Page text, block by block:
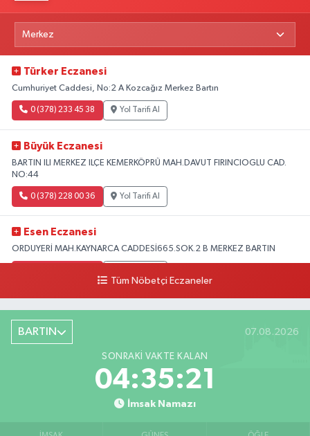
Türker Eczanesi
Cumhuriyet Caddesi, No:2 A Kozcağız Merkez Bartın
0 (378) 233 45 38 Yol Tarifi Al
Büyük Eczanesi
BARTIN ILI MERKEZ ILÇE KEMERKÖPRÜ MAH.DAVUT FIRINCIOGLU CAD.
NO:44
0 (378) 228 00 36 Yol Tarifi Al
Esen Eczanesi
ORDUYERİ MAH.KAYNARCA CADDESİ665.SOK.2 B MERKEZ BARTIN
Şiremirçavuş Mahallesi, Kırıkçı Zeliha Ana Sokak No:20 8 Merkez Bartın
0 (378) 227 85 45
Tüm Nöbetçi Eczaneler
BARTIN 07.08.2026
SONRAKI VAKTE KALAN
04:35:20
İmsak Namazı